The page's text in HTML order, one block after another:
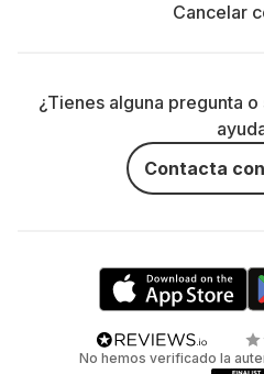
Cancelar
¿Tienes alguna pregunta
Contacta
No hemos verificado la